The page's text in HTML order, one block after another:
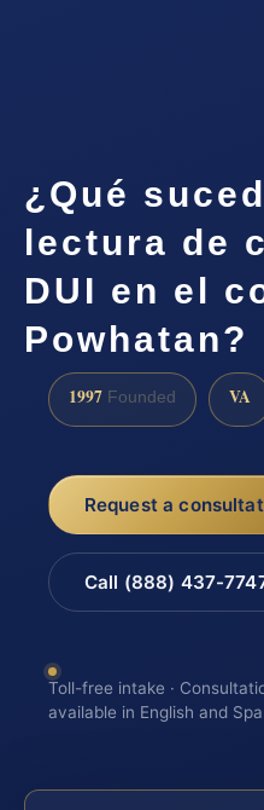
¿Qué
lectura de
DUI en el
Powhatan?
1997 Founded VA
Request a
Call (888) 437-
Toll-free intake ·
available in English and